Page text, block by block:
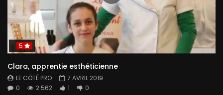
5
Clara, apprentie esthéticienne
LE CÔTÉ PRO
7 AVRIL 2019
0
2 562 1 0